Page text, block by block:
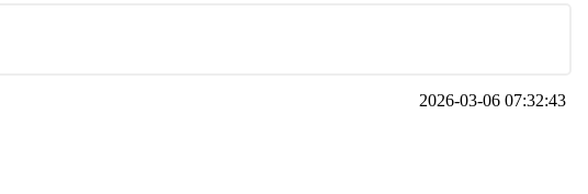
2026-03-06 07:32:43